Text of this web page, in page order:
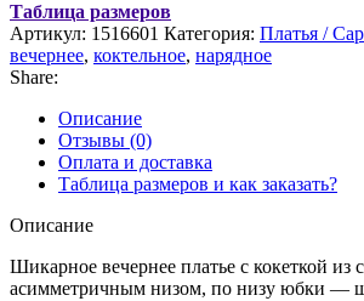
Таблица размеров
Артикул: 1516601 Категория: Платья /
вечернее, коктельное, нарядное
Share:
Описание
Отзывы (0)
Оплата и доставка
Таблица размеров и как заказать?
Описание
Шикарное вечернее платье с кокеткой из
асимметричным низом, по низу юбки —